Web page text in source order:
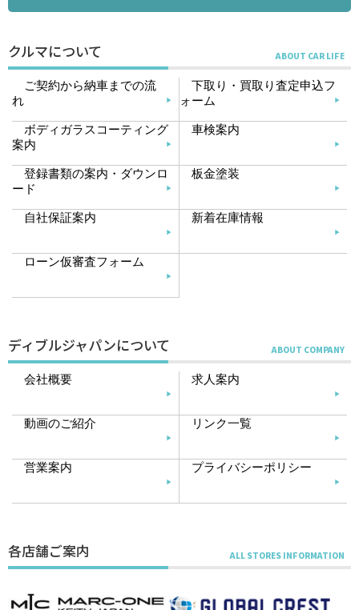
クルマについて
ご契約から納車までの流
れ
下取り・買取り査定申込フ
ォーム
ボディガラスコーティング
案内
車検案内
登録書類の案内・ダウンロ
ード
板金塗装
自社保証案内 新着在庫情報
ローン仮審査フォーム
ディブルジャパンについて
会社概要 求人案内
動画のご紹介 リンク一覧
営業案内 プライバシーポリシー
各店舗ご案内